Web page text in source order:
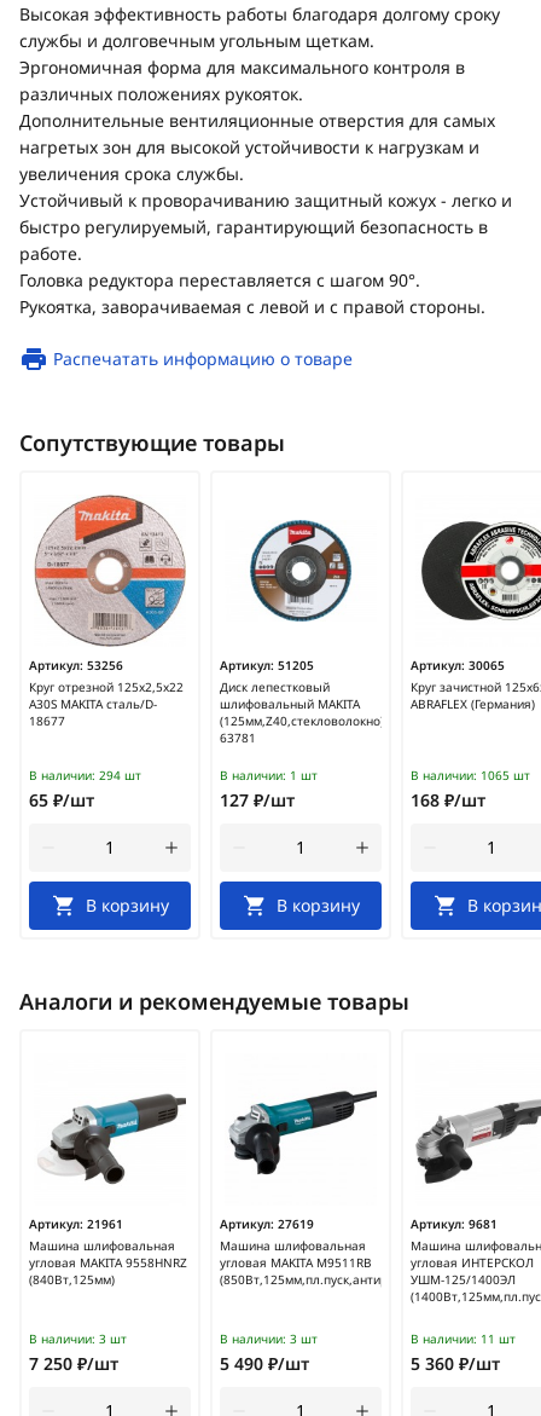
Высокая эффективность работы благодаря долгому сроку
службы и долговечным угольным щеткам.
Эргономичная форма для максимального контроля в
различных положениях рукояток.
Дополнительные вентиляционные отверстия для самых
нагретых зон для высокой устойчивости к нагрузкам и
увеличения срока службы.
Устойчивый к проворачиванию защитный кожух - легко и
быстро регулируемый, гарантирующий безопасность в
работе.
Головка редуктора переставляется с шагом 90°.
Рукоятка, заворачиваемая с левой и с правой стороны.
Распечатать информацию о товаре
Сопутствующие товары
Артикул: 53256
Круг отрезной 125х2,5х22
A30S MAKITA сталь/D-
18677
В наличии: 294 шт
65 ₽/шт
В корзину
Артикул: 51205
Диск лепестковый
шлифовальный MAKITA
(125мм,Z40,стекловолокно)/D-
63781
В наличии: 1 шт
127 ₽/шт
В корзину
Артикул: 30065
Круг зачистной
ABRAFLEX (Германия)
В наличии: 1065 шт
168 ₽/шт
В
Аналоги и рекомендуемые товары
Артикул: 21961
Машина шлифовальная
угловая MAKITA 9558HNRZ
(840Вт,125мм)
В наличии: 3 шт
7 250 ₽/шт
Артикул: 27619
Машина шлифовальная
угловая MAKITA M9511RB
(850Вт,125мм,пл.пуск,антирестарт)
В наличии: 3 шт
5 490 ₽/шт
Артикул: 9681
Машина
угловая ИНТЕРСКОЛ
УШМ-125/1400ЭЛ
В наличии: 11 шт
5 360 ₽/шт